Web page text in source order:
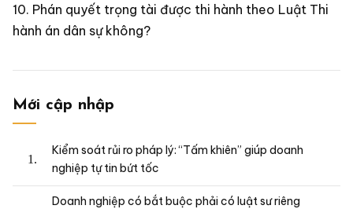
Phán quyết trọng tài được thi hành theo Luật Thi
hành án dân sự không?
Mới cập nhập
Kiểm soát rủi ro pháp lý: “Tấm khiên” giúp doanh
nghiệp tự tin bứt tốc
Doanh nghiệp có bắt buộc phải có luật sư riêng